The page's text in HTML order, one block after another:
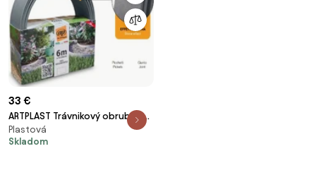
33 €
ARTPLAST Trávnikový obrubník
BORDURE, 6 m – dekor betón
Plastová
Skladom